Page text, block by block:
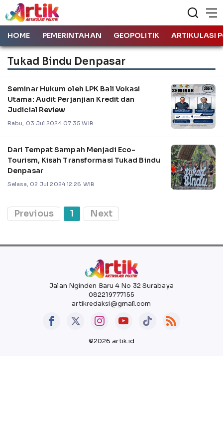
HOME PEMERINTAHAN GEOPOLITIK ARTIKULASI
Tukad Bindu Denpasar
Seminar Hukum oleh LPK Bali Vokasi
Utama: Audit Perjanjian Kredit dan
Judicial Review
Rabu, 03 Jul 2024 07:35 WIB
Dari Tempat Sampah Menjadi Eco-
Tourism, Kisah Transformasi Tukad Bindu
Denpasar
Selasa, 02 Jul 2024 12:26 WIB
Previous 1 Next
Jalan Nginden Baru 4 No 32 Surabaya
082219777155
artikredaksi@gmail.com
©2026 artik.id